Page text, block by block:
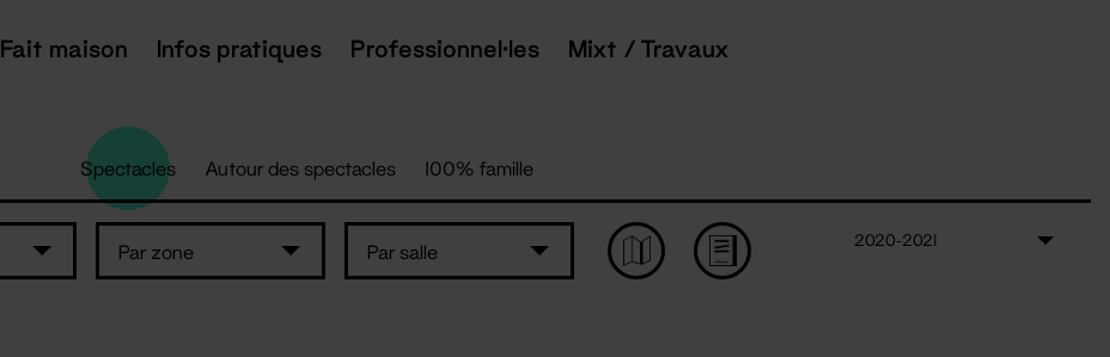
Fait maison Infos pratiques Professionnel·les Mixt / Travaux
Spectacles Autour des spectacles 100% famille
Par zone Par salle
2020-2021